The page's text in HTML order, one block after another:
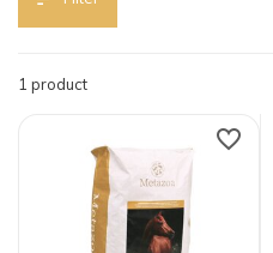
1 product